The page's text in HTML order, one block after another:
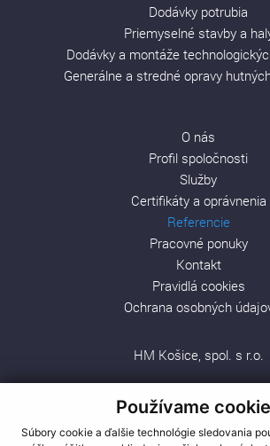
Používame
Súbory cookie a ďalšie technológie sledovania
Dodávky potrubia
Priemyselné stavby a
Dodávky a montáže
Generálne a stredné opravy
O nás
Profil spoločnosti
Služby
Certifikáty a oprávnenia
Referencie
Pracovné ponuky
Kontakt
Pravidlá cookies
Ochrana osobných
HM Košice, spol. s r.o.
04001 Košice